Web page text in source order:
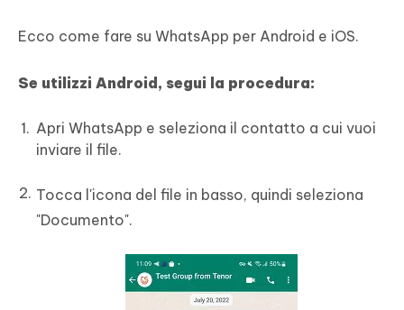
Ecco come fare su WhatsApp per Android e iOS.
Se utilizzi Android, segui la procedura:
Apri WhatsApp e seleziona il contatto a cui vuoi
inviare il file.
Tocca l'icona del file in basso, quindi seleziona
"Documento".